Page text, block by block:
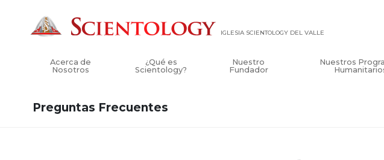
IGLESIA SCIENTOLOGY DEL VALLE
Acerca de
Nosotros
¿Qué es
Scientology?
Nuestro
Fundador
Nuestros
Preguntas Frecuentes